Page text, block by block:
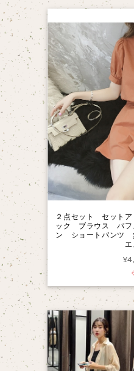
２点セット セット
ック ブラウス パフ
ン ショートパンツ
エ